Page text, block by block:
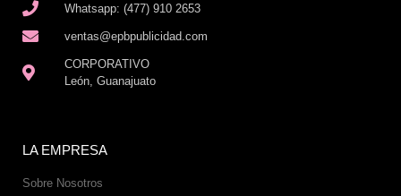
Whatsapp: (477) 910 2653
ventas@epbpublicidad.com
CORPORATIVO
León, Guanajuato
LA EMPRESA
Sobre Nosotros